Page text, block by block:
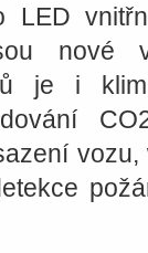
LED
nové
je i